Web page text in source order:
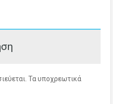
Τα υποχρεωτικά